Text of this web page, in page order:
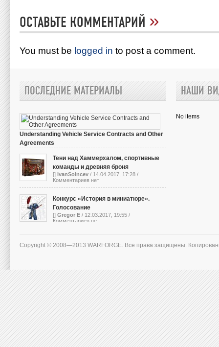
ОСТАВЬТЕ КОММЕНТАРИЙ »
You must be logged in to post a comment.
ПОСЛЕДНИЕ МАТЕРИАЛЫ
Understanding Vehicle Service Contracts and Other
Agreements
Тени над Хаммерхалом, спортивные
команды и древняя броня
[] IvanSolncev / 14.04.2017, 17:28 /
Комментариев нет
Конкурс «История в миниатюре».
Голосование
[] Gregor E / 12.03.2017, 19:55 /
Комментариев нет
НАШИ
No items
Copyright © 2008—2013 WARFORGE. Все права защищены.